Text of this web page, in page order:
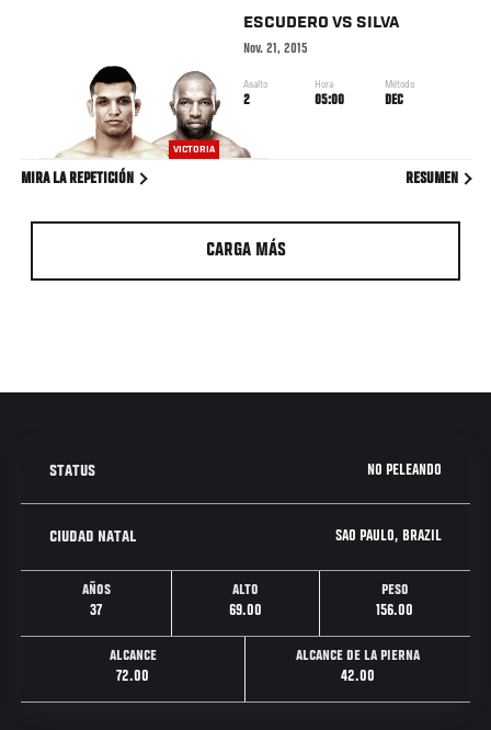
VICTORIA
ESCUDERO VS SILVA
Nov. 21, 2015
Asalto
2
Hora
05:00
Método
DEC
MIRA LA REPETICIÓN RESUMEN
CARGA MÁS
STATUS NO PELEANDO
CIUDAD NATAL SAO PAULO, BRAZIL
AÑOS
37
ALTO
69.00
PESO
156.00
ALCANCE
72.00
ALCANCE DE LA PIERNA
42.00